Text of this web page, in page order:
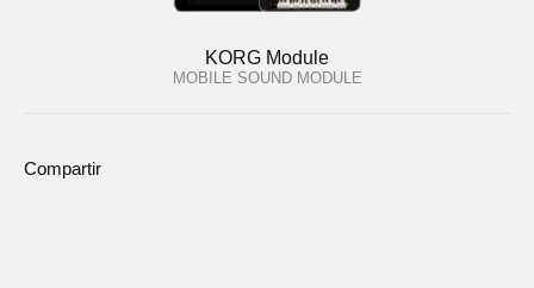
KORG Module
MOBILE SOUND MODULE
Compartir